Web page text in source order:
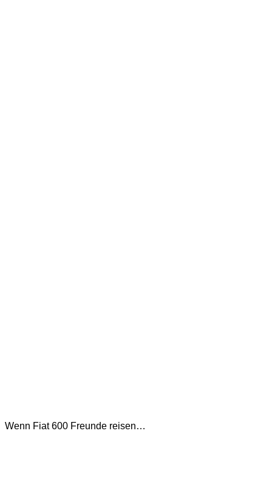
Wenn Fiat 600 Freunde reisen…